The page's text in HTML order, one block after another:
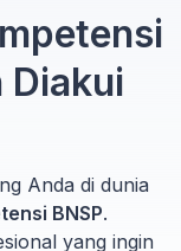
Diakui
Anda di dunia
BNSP.
yang ingin